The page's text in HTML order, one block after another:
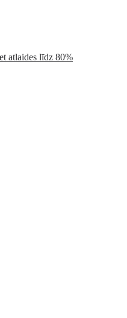
atlaides līdz 80%